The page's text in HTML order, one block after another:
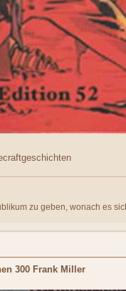
zu geben, wonach es
300 Frank Miller